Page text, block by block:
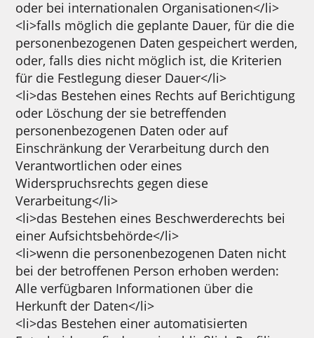
oder bei internationalen Organisationen</li>
<li>falls möglich die geplante Dauer, für die die
personenbezogenen Daten gespeichert werden,
oder, falls dies nicht möglich ist, die Kriterien
für die Festlegung dieser Dauer</li>
<li>das Bestehen eines Rechts auf Berichtigung
oder Löschung der sie betreffenden
personenbezogenen Daten oder auf
Einschränkung der Verarbeitung durch den
Verantwortlichen oder eines
Widerspruchsrechts gegen diese
Verarbeitung</li>
<li>das Bestehen eines Beschwerderechts bei
einer Aufsichtsbehörde</li>
<li>wenn die personenbezogenen Daten nicht
bei der betroffenen Person erhoben werden:
Alle verfügbaren Informationen über die
Herkunft der Daten</li>
<li>das Bestehen einer automatisierten